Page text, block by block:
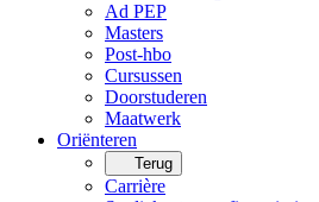
Ad PEP
Masters
Post-hbo
Cursussen
Doorstuderen
Maatwerk
Oriënteren
Terug
Carrière